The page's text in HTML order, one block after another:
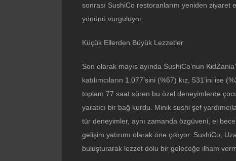
sonrası SushiCo restoranlarını yeniden
yönünü vurguluyor.
Küçük Ellerden Büyük Lezzetler
Son olarak mayıs ayında SushiCo’nun
katılımcıların 1.077’sini (%67) kız, 531’ini
toplam 77 saat süren bu özel deneyimlerde
yaratıcı bir bağ kurdu. Minik sushi şef
tür deneyimler, aynı zamanda özgüveni, el
gelişim yatırımı olarak öne çıkıyor. SushiCo,
buluşturarak lezzet dolu bir geleceğe ilham